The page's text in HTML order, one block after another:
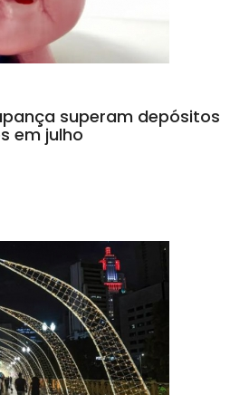
superam depósitos
em julho